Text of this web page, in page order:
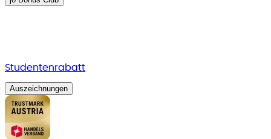
Studentenrabatt
Auszeichnungen